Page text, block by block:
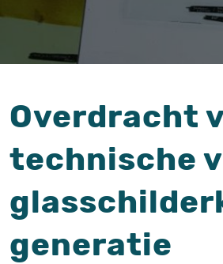
Overdracht
technische
generatie